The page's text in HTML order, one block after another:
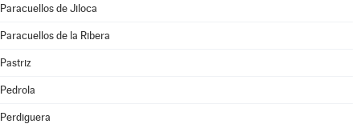
Paracuellos de Jiloca
Paracuellos de la Ribera
Pastriz
Pedrola
Perdiguera